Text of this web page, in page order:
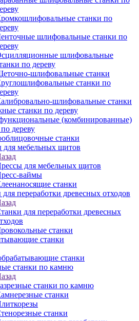
станки по
шлифовальные станки по
шлифовальные
по дереву
шлифовальные станки
станки по
шлифовальные станки
станки по дереву
(комбинированные)
дереву
станки
для мебельных щитов
для мебельных щитов
ваймы
станки
переработки древесных отходов
для переработки древесных
станки
станки
станки
станки по камню
станки по камню
станки
станки